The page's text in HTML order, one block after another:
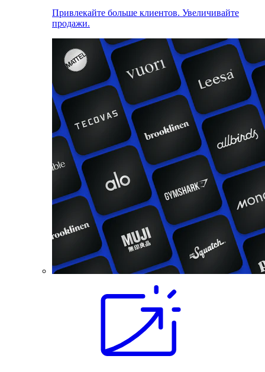
Привлекайте больше клиентов. Увеличивайте
продажи.